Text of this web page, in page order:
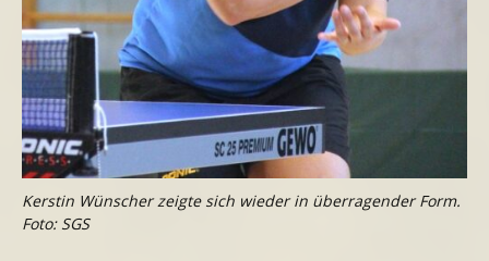
Kerstin Wünscher zeigte sich wieder in überragender Form.
Foto: SGS